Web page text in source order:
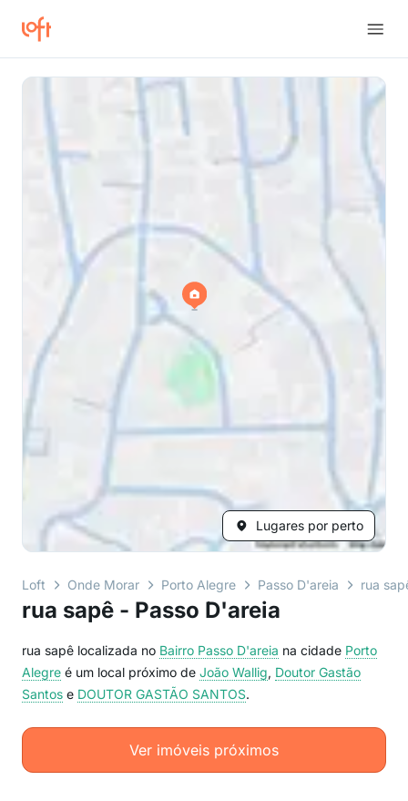
Lugares por perto
Loft Onde Morar Porto Alegre Passo D'areia rua
rua sapê - Passo D'areia
rua sapê localizada no Bairro Passo D'areia na cidade Porto
Alegre é um local próximo de João Wallig, Doutor Gastão
Santos e DOUTOR GASTÃO SANTOS.
Ver imóveis próximos